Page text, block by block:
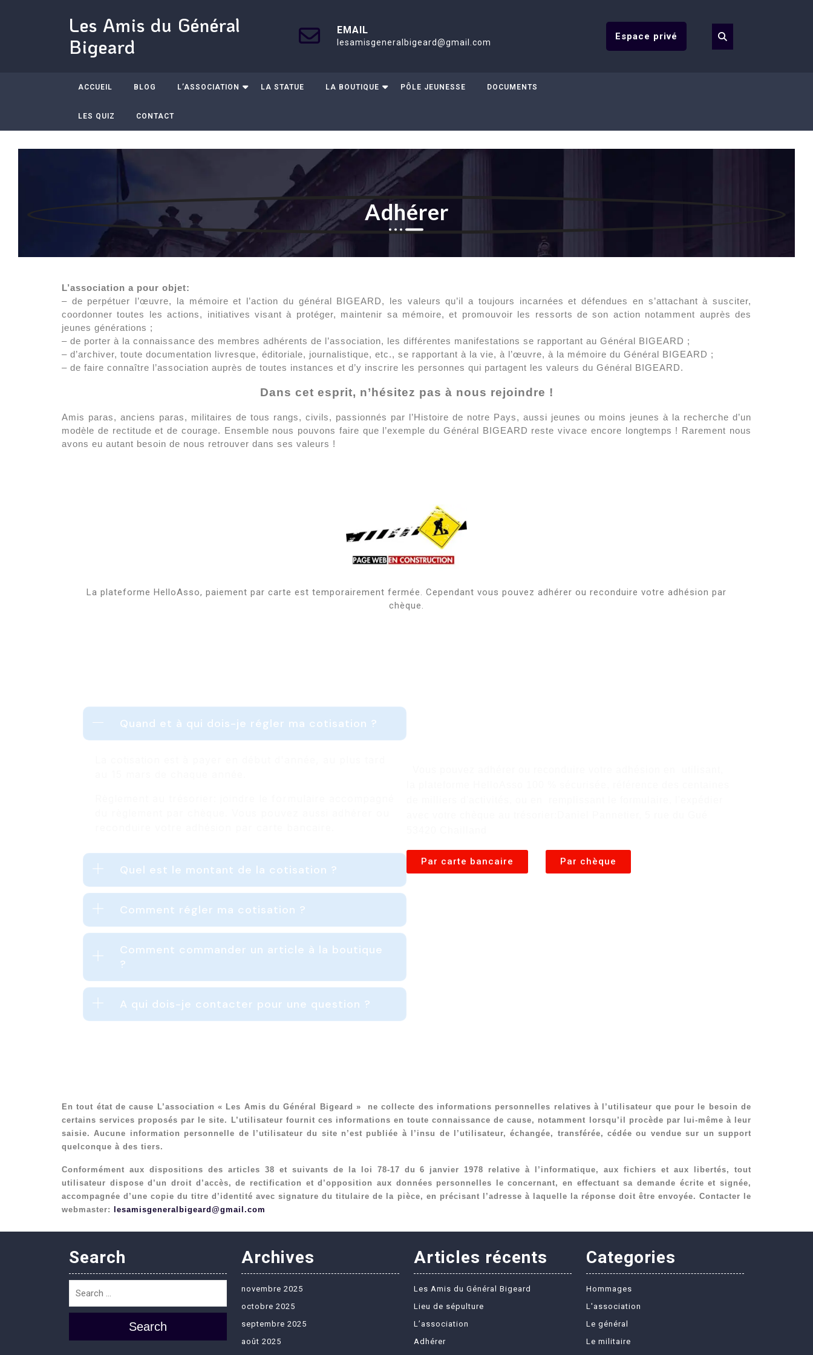
Les Amis du Général
Bigeard
EMAIL
lesamisgeneralbigeard@gmail.com
Espace privé
ACCUEIL BLOG L’ASSOCIATION LA STATUE LA BOUTIQUE PÔLE JEUNESSE DOCUMENTS
LES QUIZ CONTACT
Adhérer
L’association a pour objet:
– de perpétuer l’œuvre, la mémoire et l’action du général BIGEARD, les valeurs qu’il a toujours incarnées et défendues en s’attachant à susciter,
coordonner toutes les actions, initiatives visant à protéger, maintenir sa mémoire, et promouvoir les ressorts de son action notamment auprès des
jeunes générations ;
– de porter à la connaissance des membres adhérents de l’association, les différentes manifestations se rapportant au Général BIGEARD ;
– d’archiver, toute documentation livresque, éditoriale, journalistique, etc., se rapportant à la vie, à l’œuvre, à la mémoire du Général BIGEARD ;
– de faire connaître l’association auprès de toutes instances et d’y inscrire les personnes qui partagent les valeurs du Général BIGEARD.
Dans cet esprit, n’hésitez pas à nous rejoindre !
Amis paras, anciens paras, militaires de tous rangs, civils, passionnés par l’Histoire de notre Pays, aussi jeunes ou moins jeunes à la recherche d’un
modèle de rectitude et de courage. Ensemble nous pouvons faire que l’exemple du Général BIGEARD reste vivace encore longtemps ! Rarement nous
avons eu autant besoin de nous retrouver dans ses valeurs !
La plateforme HelloAsso, paiement par carte est temporairement fermée. Cependant vous pouvez adhérer ou reconduire votre adhésion par
chèque.
Quand et à qui dois-je régler ma cotisation ?
Quel est le montant de la cotisation ?
Comment régler ma cotisation ?
Comment commander un article à la boutique
?
A qui dois-je contacter pour une question ?
Par carte bancaire Par chèque
En tout état de cause L’association « Les Amis du Général Bigeard » ne collecte des informations personnelles relatives à l’utilisateur que pour le besoin de
certains services proposés par le site. L’utilisateur fournit ces informations en toute connaissance de cause, notamment lorsqu’il procède par lui-même à leur
saisie. Aucune information personnelle de l’utilisateur du site n’est publiée à l’insu de l’utilisateur, échangée, transférée, cédée ou vendue sur un support
quelconque à des tiers.
Conformément aux dispositions des articles 38 et suivants de la loi 78-17 du 6 janvier 1978 relative à l’informatique, aux fichiers et aux libertés, tout
utilisateur dispose d’un droit d’accès, de rectification et d’opposition aux données personnelles le concernant, en effectuant sa demande écrite et signée,
accompagnée d’une copie du titre d’identité avec signature du titulaire de la pièce, en précisant l’adresse à laquelle la réponse doit être envoyée. Contacter le
webmaster:
lesamisgeneralbigeard@gmail.com
Search
Search
Archives
novembre 2025
octobre 2025
septembre 2025
août 2025
Articles récents
Les Amis du Général Bigeard
Lieu de sépulture
L’association
Adhérer
Categories
Hommages
L'association
Le général
Le militaire